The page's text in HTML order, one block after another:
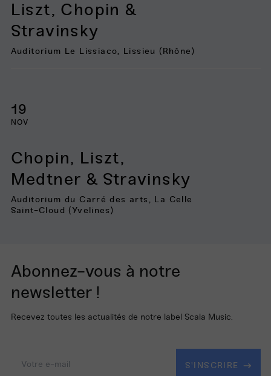
Liszt, Chopin &
Stravinsky
Auditorium Le Lissiaco, Lissieu (Rhône)
19
NOV
Chopin, Liszt,
Medtner & Stravinsky
Auditorium du Carré des arts, La Celle
Saint-Cloud (Yvelines)
Abonnez-vous à notre
newsletter !
Recevez toutes les actualités de notre label Scala Music.
S'INSCRIRE